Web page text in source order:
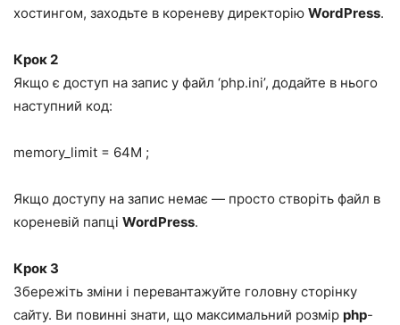
хостингом, заходьте в кореневу директорію WordPress.
Крок 2
Якщо є доступ на запис у файл ‘php.ini’, додайте в нього
наступний код:
memory_limit = 64M ;
Якщо доступу на запис немає — просто створіть файл в
кореневій папці WordPress.
Крок 3
Збережіть зміни і перевантажуйте головну сторінку
сайту. Ви повинні знати, що максимальний розмір php-